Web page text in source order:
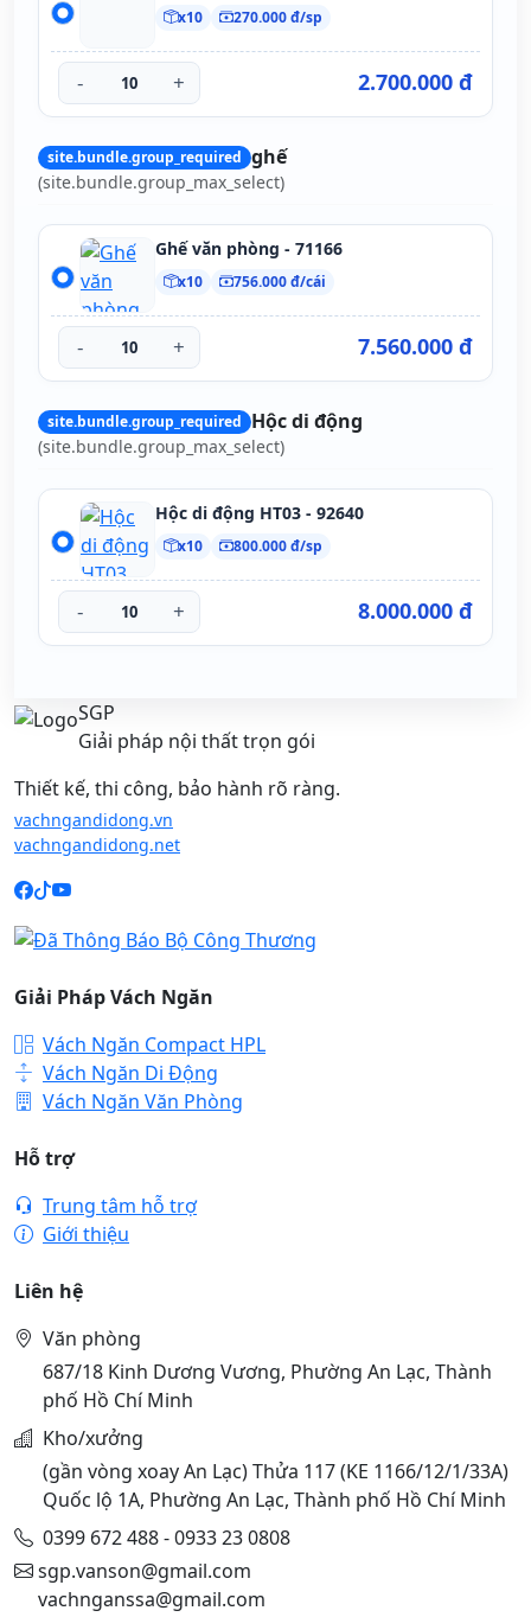
x10 270.000 đ/sp
- + 2.700.000 đ
site.bundle.group_required ghế
(site.bundle.group_max_select)
Ghế văn phòng - 71166
x10 756.000 đ/cái
- + 7.560.000 đ
site.bundle.group_required Hộc di động
(site.bundle.group_max_select)
Hộc di động HT03 - 92640
x10 800.000 đ/sp
- + 8.000.000 đ
SGP
Giải pháp nội thất trọn gói
Thiết kế, thi công, bảo hành rõ ràng.
vachngandidong.vn
vachngandidong.net
Giải Pháp Vách Ngăn
Vách Ngăn Compact HPL
Vách Ngăn Di Động
Vách Ngăn Văn Phòng
Hỗ trợ
Trung tâm hỗ trợ
Giới thiệu
Liên hệ
Văn phòng
687/18 Kinh Dương Vương, Phường An Lạc, Thành
phố Hồ Chí Minh
Kho/xưởng
(gần vòng xoay An Lạc) Thửa 117 (KE 1166/12/1/33A)
Quốc lộ 1A, Phường An Lạc, Thành phố Hồ Chí Minh
0399 672 488 - 0933 23 0808
sgp.vanson@gmail.com
vachnganssa@gmail.com